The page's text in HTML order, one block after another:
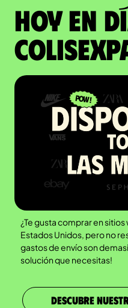
Hoy en
¿Te gusta comprar en
Estados Unidos, pero no
gastos de envío son
solución que necesitas!
DESCUBRE